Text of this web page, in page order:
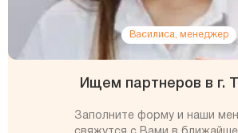
Василиса, менеджер
Ищем партнеров в г.
Заполните форму и наши